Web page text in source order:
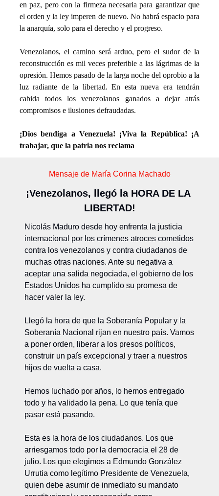
en paz, pero con la firmeza necesaria para garantizar que
el orden y la ley imperen de nuevo. No habrá espacio para
la anarquía, solo para el derecho y el progreso.
Venezolanos, el camino será arduo, pero el sudor de la
reconstrucción es mil veces preferible a las lágrimas de la
opresión. Hemos pasado de la larga noche del oprobio a la
luz radiante de la libertad. En esta nueva era tendrán
cabida todos los venezolanos ganados a dejar atrás
compromisos e ilusiones defraudadas.
¡Dios bendiga a Venezuela! ¡Viva la República! ¡A
trabajar, que la patria nos reclama
Mensaje de María Corina Machado
¡Venezolanos, llegó la HORA DE LA
LIBERTAD!
Nicolás Maduro desde hoy enfrenta la justicia
internacional por los crímenes atroces cometidos
contra los venezolanos y contra ciudadanos de
muchas otras naciones. Ante su negativa a
aceptar una salida negociada, el gobierno de los
Estados Unidos ha cumplido su promesa de
hacer valer la ley.
Llegó la hora de que la Soberanía Popular y la
Soberanía Nacional rijan en nuestro país. Vamos
a poner orden, liberar a los presos políticos,
construir un país excepcional y traer a nuestros
hijos de vuelta a casa.
Hemos luchado por años, lo hemos entregado
todo y ha validado la pena. Lo que tenía que
pasar está pasando.
Esta es la hora de los ciudadanos. Los que
arriesgamos todo por la democracia el 28 de
julio. Los que elegimos a Edmundo González
Urrutia como legítimo Presidente de Venezuela,
quien debe asumir de inmediato su mandato